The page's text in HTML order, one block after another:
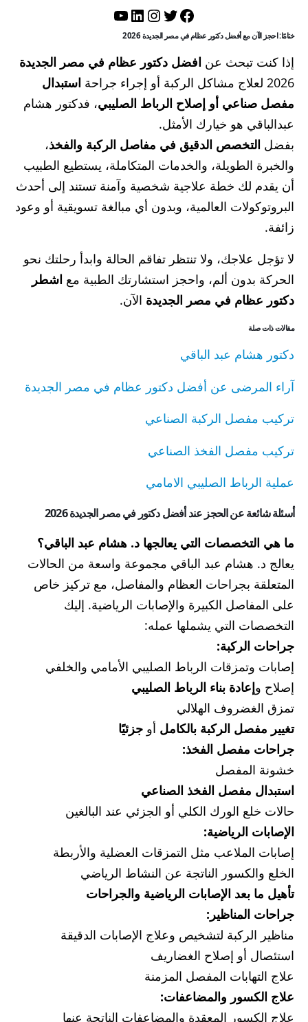
فيسبوك
تويترإنستجرام
لينكد إنيوتيوب
ختامًا: احجز الآن مع أفضل دكتور عظام في مصر الجديدة 2026
إذا كنت تبحث عن افضل دكتور عظام في مصر الجديدة
2026 لعلاج مشاكل الركبة أو إجراء جراحة
استبدال
مفصل صناعي أو إصلاح الرباط الصليبي، فدكتور هشام
عبدالباقي هو خيارك الأمثل.
بفضل التخصص الدقيق في مفاصل الركبة والفخذ،
والخبرة الطويلة، والخدمات المتكاملة، يستطيع الطبيب
أن يقدم لك خطة علاجية شخصية وآمنة تستند إلى أحدث
البروتوكولات العالمية، وبدون أي مبالغة تسويقية أو وعود
زائفة.
لا تؤجل علاجك، ولا تنتظر تفاقم الحالة وابدأ رحلتك نحو
الحركة بدون ألم، واحجز استشارتك الطبية مع اشطر
دكتور عظام في مصر الجديدة الآن.
مقالات ذات صلة
دكتور هشام عبد الباقي
آراء المرضى عن أفضل دكتور عظام في مصر الجديدة
تركيب مفصل الركبة الصناعي
تركيب مفصل الفخذ الصناعي
عملية الرباط الصليبي الامامي
أسئلة شائعة عن الحجز عند أفضل دكتور في مصر الجديدة 2026
ما هي التخصصات التي يعالجها د. هشام عبد الباقي؟
يعالج د. هشام عبد الباقي مجموعة واسعة من الحالات
المتعلقة بجراحات العظام والمفاصل، مع تركيز خاص
على المفاصل الكبيرة والإصابات الرياضية. إليك
التخصصات التي يشملها عمله:
جراحات الركبة:
إصابات وتمزقات الرباط الصليبي الأمامي والخلفي
إصلاح وإعادة بناء الرباط الصليبي
تمزق الغضروف الهلالي
تغيير مفصل الركبة بالكامل أو جزئيًا
جراحات مفصل الفخذ:
خشونة المفصل
استبدال مفصل الفخذ الصناعي
حالات خلع الورك الكلي أو الجزئي عند البالغين
الإصابات الرياضية:
إصابات الملاعب مثل التمزقات العضلية والأربطة
الخلع والكسور الناتجة عن النشاط الرياضي
تأهيل ما بعد الإصابات الرياضية والجراحات
جراحات المناظير:
مناظير الركبة لتشخيص وعلاج الإصابات الدقيقة
استئصال أو إصلاح الغضاريف
علاج التهابات المفصل المزمنة
علاج الكسور والمضاعفات:
علاج الكسور المعقدة والمضاعفات الناتجة عنها